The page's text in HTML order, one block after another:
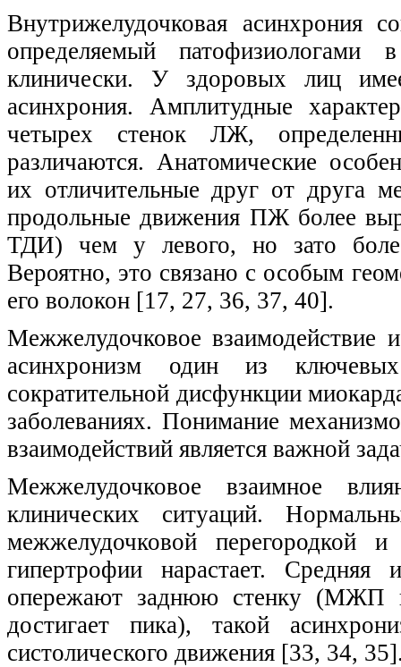
Внутрижелудочковая асинхрония
определяемый
клинически. У здоровых лиц
асинхрония. Амплитудные
четырех стенок ЛЖ,
различаются. Анатомические
их отличительные друг от друга
продольные движения ПЖ более
ТДИ) чем у левого, но зато
Вероятно, это связано с особым
его волокон [17, 27, 36, 37, 40].
Межжелудочковое взаимодействие
асинхронизм один из
сократительной дисфункции
заболеваниях. Понимание
взаимодействий является важной
Межжелудочковое взаимное
клинических ситуаций.
межжелудочковой
гипертрофии нарастает.
опережают заднюю стенку (МЖП
достигает пика), такой
систолического движения [33, 34,